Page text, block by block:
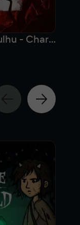
The Mound: Omen of Cthulhu - Characters & Items Pack